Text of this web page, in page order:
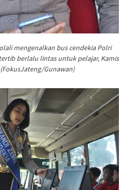
mengenalkan bus cendekia Polri
berlalu lintas untuk pelajar, Kamis
Gunawan)